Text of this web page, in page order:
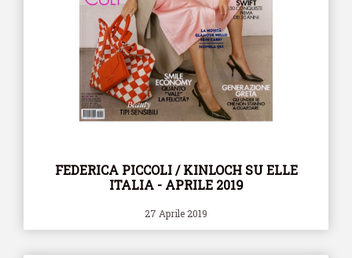
FEDERICA PICCOLI / KINLOCH SU ELLE
ITALIA - APRILE 2019
27 Aprile 2019